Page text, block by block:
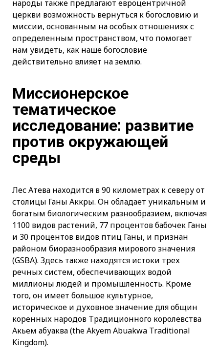
народы также предлагают евроцентричной
церкви возможность вернуться к богословию и
миссии, основанным на особых отношениях с
определенным пространством, что помогает
нам увидеть, как наше богословие
действительно влияет на землю.
Миссионерское
тематическое
исследование: развитие
против окружающей
среды
Лес Атева находится в 90 километрах к северу от
столицы Ганы Аккры. Он обладает уникальным и
богатым биологическим разнообразием, включая
1100 видов растений, 77 процентов бабочек Ганы
и 30 процентов видов птиц Ганы, и признан
районом биоразнообразия мирового значения
(GSBA). Здесь также находятся истоки трех
речных систем, обеспечивающих водой
миллионы людей и промышленность. Кроме
того, он имеет большое культурное,
историческое и духовное значение для общин
коренных народов Традиционного королевства
Акьем абуаква (the Akyem Abuakwa Traditional
Kingdom).